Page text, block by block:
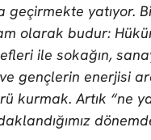
geçirmekte yatıyor.
olarak budur:
ile sokağın,
gençlerin enerjisi
kurmak. Artık “ne